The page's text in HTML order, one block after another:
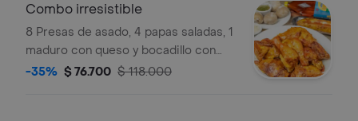
Combo irresistible
8 Presas de asado, 4 papas saladas, 1
maduro con queso y bocadillo con
bebida 1.5 l a elección.
-35% $ 76.700 $ 118.000